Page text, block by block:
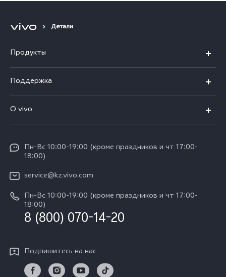
Детали
Продукты
V40
V30 5G
Y100
Y28
Y18
Y17s
TWS 3e
Поддержка
Сервисные центры
Funtouch OS
IMEI аутентификация
Обновление системы
Запрос хода ремонта
Инструкции по гарантии vivo
O vivo
Пресс-центр
Карьера в vivo
Юридическая информация
О нас
Стабильность
Пн-Вс 10:00-19:00 (кроме праздников и чт 17:00-
18:00)
service@kz.vivo.com
Пн-Вс 10:00-19:00 (кроме праздников и чт 17:00-
18:00)
8 (800) 070-14-20
Подпишитесь на нас